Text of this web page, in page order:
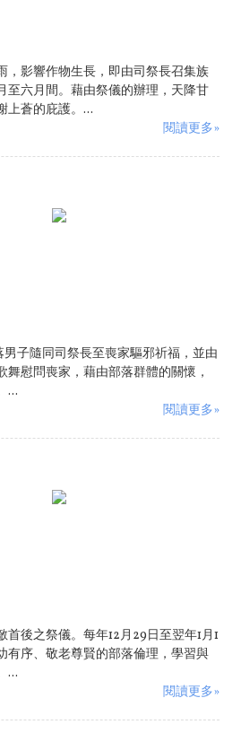
，影響作物生長，即由司祭長召集族
至六月間。藉由祭儀的辦理，天降甘
上蒼的庇護。...
閱讀更多»
男子隨同司祭長至喪家驅邪祈福，並由
慰問喪家，藉由部落群體的關懷，
...
閱讀更多»
後之祭儀。每年12月29日至翌年1月1
有序、敬老尊賢的部落倫理，學習與
...
閱讀更多»